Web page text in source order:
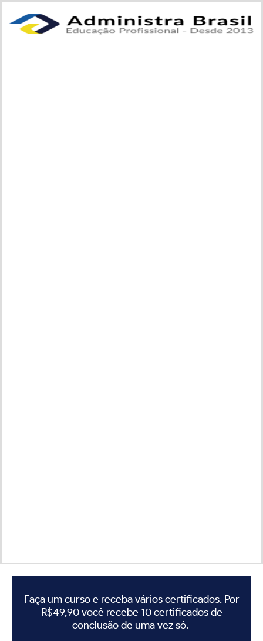
Faça um curso e receba vários certificados. Por
R$49,90 você recebe 10 certificados de
conclusão de uma vez só.